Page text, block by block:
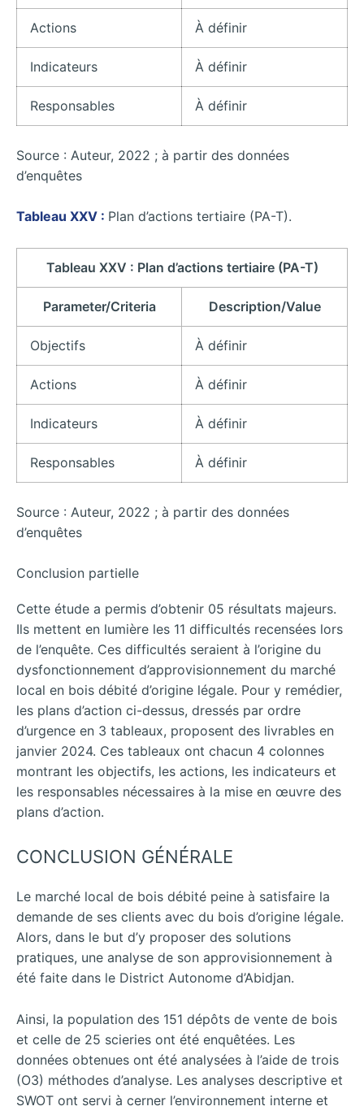
Actions À définir
Indicateurs À définir
Responsables À définir
Source : Auteur, 2022 ; à partir des données
d’enquêtes
Tableau XXV : Plan d’actions tertiaire (PA-T).
Tableau XXV : Plan d’actions tertiaire (PA-T)
Parameter/Criteria Description/Value
Objectifs À définir
Actions À définir
Indicateurs À définir
Responsables À définir
Source : Auteur, 2022 ; à partir des données
d’enquêtes
Conclusion partielle
Cette étude a permis d’obtenir 05 résultats majeurs.
Ils mettent en lumière les 11 difficultés recensées lors
de l’enquête. Ces difficultés seraient à l’origine du
dysfonctionnement d’approvisionnement du marché
local en bois débité d’origine légale. Pour y remédier,
les plans d’action ci-dessus, dressés par ordre
d’urgence en 3 tableaux, proposent des livrables en
janvier 2024. Ces tableaux ont chacun 4 colonnes
montrant les objectifs, les actions, les indicateurs et
les responsables nécessaires à la mise en œuvre des
plans d’action.
CONCLUSION GÉNÉRALE
Le marché local de bois débité peine à satisfaire la
demande de ses clients avec du bois d’origine légale.
Alors, dans le but d’y proposer des solutions
pratiques, une analyse de son approvisionnement à
été faite dans le District Autonome d’Abidjan.
Ainsi, la population des 151 dépôts de vente de bois
et celle de 25 scieries ont été enquêtées. Les
données obtenues ont été analysées à l’aide de trois
(O3) méthodes d’analyse. Les analyses descriptive et
SWOT ont servi à cerner l’environnement interne et